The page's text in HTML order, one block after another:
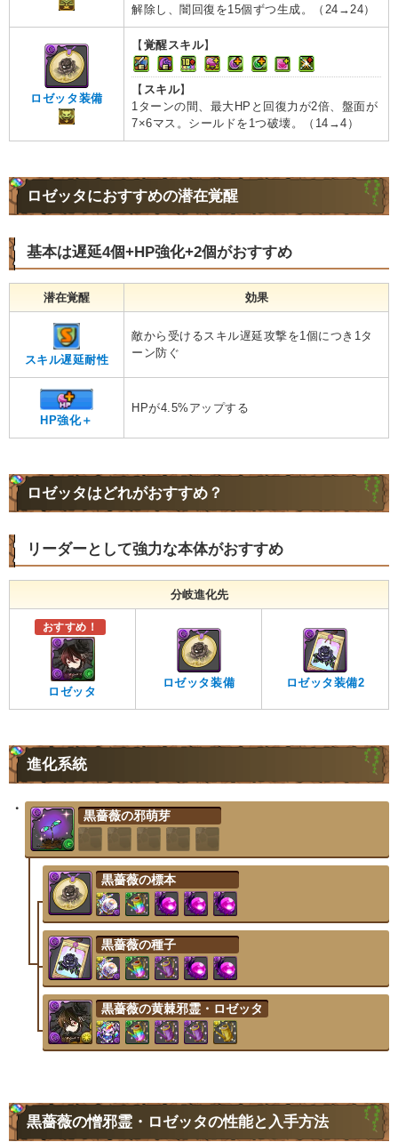
解除し、闇回復を15個ずつ生成。（24→24）
ロゼッタ装備
【 覚醒スキル】
【 スキル】
1ターンの間、最大HPと回復力が2倍、盤面が
7×6マス。シールドを1つ破壊。（14→4）
ロゼッタにおすすめの潜在覚醒
基本は遅延4個+HP強化+2個がおすすめ
潜在覚醒 効果
スキル遅延耐性
敵から受けるスキル遅延攻撃を1個につき1タ
ーン防ぐ
HP強化＋
HPが4.5%アップする
ロゼッタはどれがおすすめ？
リーダーとして強力な本体がおすすめ
分岐進化先
おすすめ！
ロゼッタ
ロゼッタ装備 ロゼッタ装備2
進化系統
黒薔薇の邪萌芽
黒薔薇の標本
黒薔薇の種子
黒薔薇の黄棘邪霊・ロゼッタ
黒薔薇の憎邪霊・ロゼッタの性能と入手方法